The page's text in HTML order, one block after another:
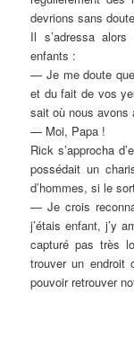
devrions sans
Il s’adressa
enfants :
— Je me doute
et du fait de vos
sait où nous avons
— Moi, Papa !
Rick s’approcha
possédait un
d’hommes, si le
— Je crois
j’étais enfant, j’y
capturé pas très
trouver un endroit
pouvoir retrouver